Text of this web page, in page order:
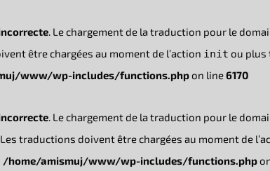
. Le chargement de la traduction pour le
être chargées au moment de l’action init ou plus
www/wp-includes/functions.phpon line6170
. Le chargement de la traduction pour le
traductions doivent être chargées au moment de
/home/amismuj/www/wp-includes/functions.php